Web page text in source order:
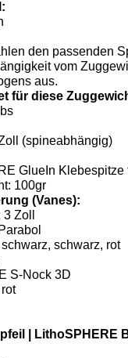
den passenden
vom
aus.
für diese
(spineabhängig)
GlueIn Klebespitze
100gr
(Vanes):
Zoll
schwarz, rot
S-Nock 3D
| LithoSPHERE